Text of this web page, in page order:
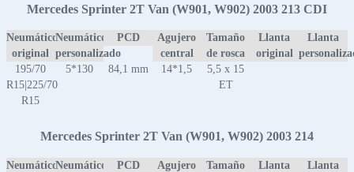
Mercedes Sprinter 2T Van (W901, W902) 2003 213 CDI
Neumático
original
Neumático
personalizado
PCD
Agujero
central
Tamaño
de rosca
Llanta
original
Llanta
195/70
R15|225/70
R15
5*130 84,1 mm 14*1,5
5,5 x 15
ET
Mercedes Sprinter 2T Van (W901, W902) 2003 214
NeumáticoNeumático
PCD
Agujero
Tamaño
Llanta
Llanta